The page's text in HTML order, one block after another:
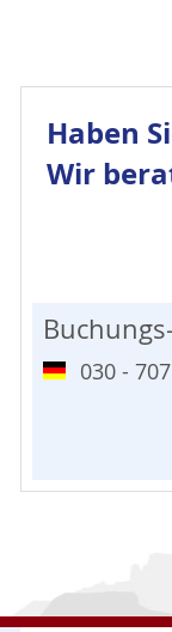
Haben
Wir
030 -